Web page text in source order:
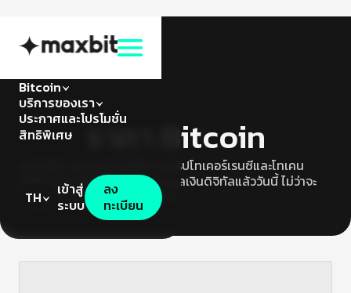
Bitcoin
บริการของเรา
ประกาศและโปรโมชั่น
สิทธิพิเศษ
TH
เข้าสู่
ระบบ
ลง
ทะเบียน
ราคา Bitcoin
แมกซ์บิท แพลตฟอร์มซื้อขายคริปโทเคอร์เรนซีและโทเคน
ดิจิทัลพร้อมให้บริการซื้อขายสกุลเงินดิจิทัลแล้ววันนี้ ไม่ว่าจะ
เป็น BTC, ETH, USDT และอื่นๆ